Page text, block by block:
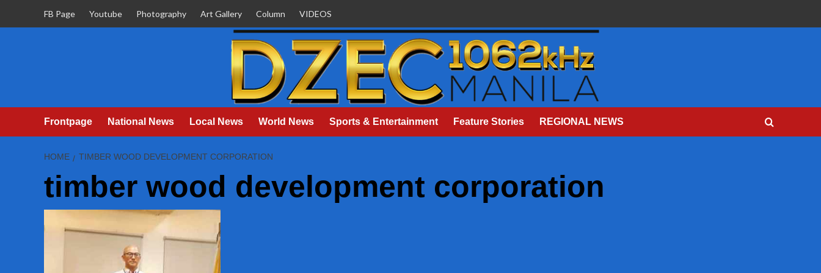
FB Page Youtube Photography Art Gallery Column VIDEOS
Frontpage National News Local News World News Sports & Entertainment Feature Stories REGIONAL NEWS
HOME TIMBER WOOD DEVELOPMENT CORPORATION
timber wood development corporation